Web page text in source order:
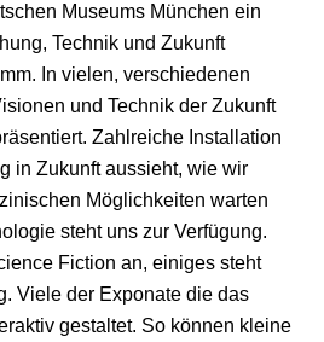
Museums München ein
Technik und Zukunft
In vielen, verschiedenen
und Technik der Zukunft
Zahlreiche Installation
in Zukunft aussieht, wie wir
Möglichkeiten warten
steht uns zur Verfügung.
Fiction an, einiges steht
Viele der Exponate die das
gestaltet. So können kleine